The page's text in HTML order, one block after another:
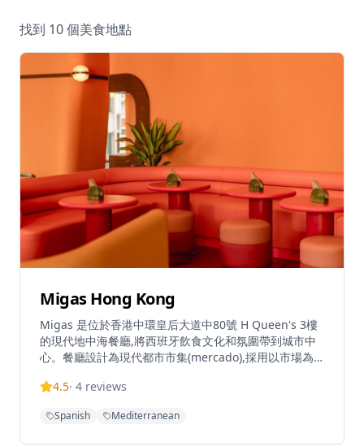
找到 10 個美食地點
Migas Hong Kong
Migas 是位於香港中環皇后大道中80號 H Queen's 3樓
的現代地中海餐廳,將西班牙飲食文化和氛圍帶到城市中
心。餐廳設計為現代都市市集(mercado),採用以市場為
化。餐廳專注於共享小碟和小盤菜式,鼓勵交談和輕鬆的
(vermuterias)。室內設計採用溫暖的橙色和紅色調,營造
4.5· 4 reviews
Spanish Mediterranean